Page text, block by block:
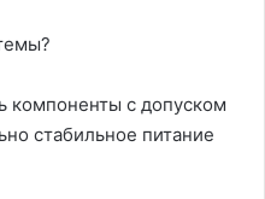
компоненты с допуском
стабильное питание